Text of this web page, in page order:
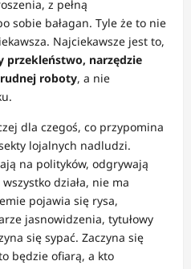
z pełną
sobie bałagan. Tyle że to nie
Najciekawsze jest to,
przekleństwo, narzędzie
roboty, a nie
dla czegoś, co przypomina
lojalnych nadludzi.
na polityków, odgrywają
działa, nie ma
pojawia się rysa,
jasnowidzenia, tytułowy
się sypać. Zaczyna się
będzie ofiarą, a kto